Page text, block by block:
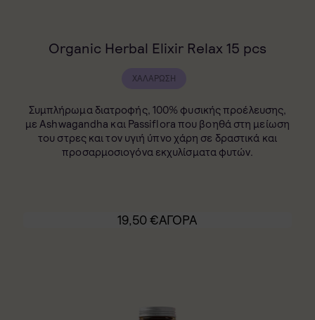
Organic Herbal Elixir Relax 15 pcs
ΧΑΛΆΡΩΣΗ
Συμπλήρωμα διατροφής, 100% φυσικής προέλευσης,
μεAshwagandha και Passiflora που βοηθά στη μείωση
του στρες και τον υγιή ύπνο χάρη σε δραστικά και
προσαρμοσιογόνα εκχυλίσματα φυτών.
19,50€ΑΓΟΡΑ